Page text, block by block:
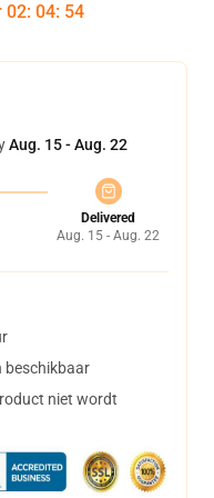
02: 04: 54
Aug. 15 - Aug. 22
Delivered
Aug. 15 - Aug. 22
beschikbaar
niet wordt